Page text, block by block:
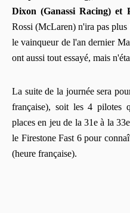
Dixon (Ganassi Racing) et
Rossi (McLaren) n'ira pas
le vainqueur de l'an dernier
ont aussi tout essayé, mais
La suite de la journée sera
française), soit les 4 pilotes
places en jeu de la 31e à la
le Firestone Fast 6 pour
(heure française).